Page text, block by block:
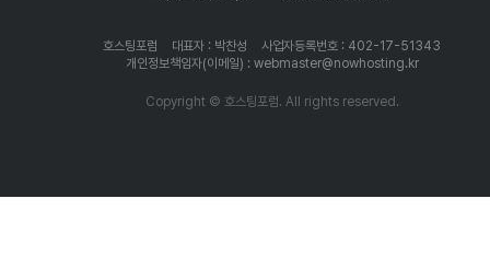
호스팅포럼 대표자 : 박찬성
사업자등록번호 : 402-17-51343
개인정보책임자(이메일) : webmaster@nowhosting.kr
Copyright © 호스팅포럼. All rights reserved.